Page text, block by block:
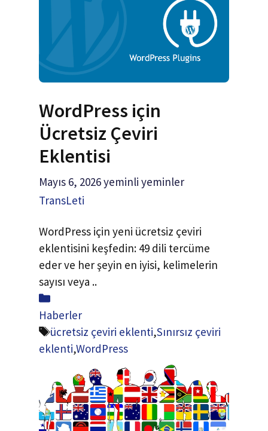
WordPress için
Ücretsiz Çeviri
Eklentisi
Mayıs 6, 2026yeminli yeminler
TransLeti
WordPress için yeni ücretsiz çeviri
eklentisini keşfedin: 49 dili tercüme
eder ve her şeyin en iyisi, kelimelerin
sayısı veya ..
Paylaş
Haberler
Etiketler
ücretsiz çeviri eklenti,Sınırsız çeviri
eklenti,WordPress